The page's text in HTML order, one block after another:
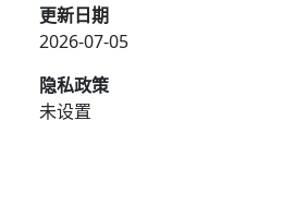
更新日期
2026-07-05
隐私政策
未设置